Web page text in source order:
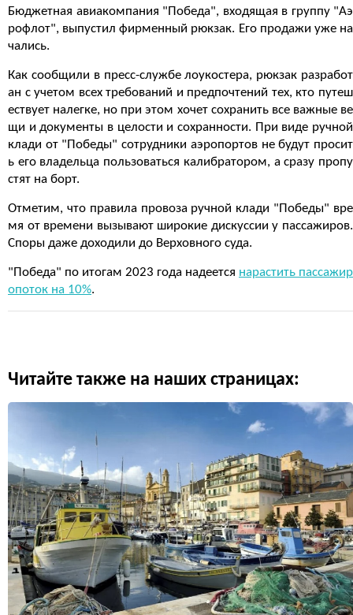
Бюджетная авиакомпания "Победа", входящая в группу "Аэ
рофлот", выпустил фирменный рюкзак. Его продажи уже на
чались.
Как сообщили в пресс-службе лоукостера, рюкзак разработ
ан с учетом всех требований и предпочтений тех, кто путеш
ествует налегке, но при этом хочет сохранить все важные ве
щи и документы в целости и сохранности. При виде ручной
клади от "Победы" сотрудники аэропортов не будут просит
ь его владельца пользоваться калибратором, а сразу пропу
стят на борт.
Отметим, что правила провоза ручной клади "Победы" вре
мя от времени вызывают широкие дискуссии у пассажиров.
Споры даже доходили до Верховного суда.
"Победа" по итогам 2023 года надеется нарастить пассажир
опоток на 10%.
Читайте также на наших страницах: